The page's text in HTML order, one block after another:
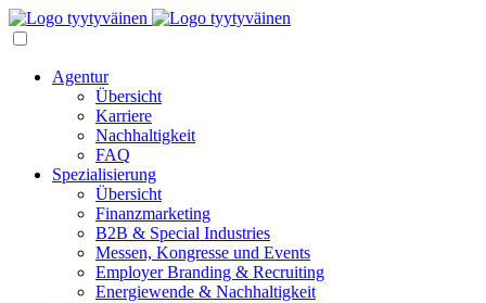
Agentur
Übersicht
Karriere
Nachhaltigkeit
FAQ
Spezialisierung
Übersicht
Finanzmarketing
B2B & Special Industries
Messen, Kongresse und Events
Employer Branding & Recruiting
Energiewende & Nachhaltigkeit